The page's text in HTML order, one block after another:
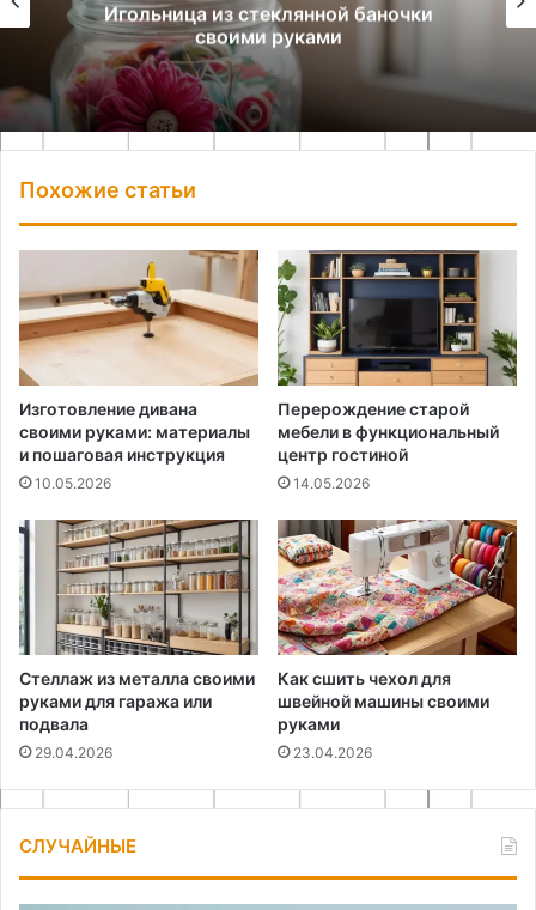
Игольница из стеклянной баночки
своими руками
Похожие статьи
Изготовление дивана
своими руками: материалы
и пошаговая инструкция
10.05.2026
Перерождение старой
мебели в функциональный
центр гостиной
14.05.2026
Стеллаж из металла своими
руками для гаража или
подвала
29.04.2026
Как сшить чехол для
швейной машины своими
руками
23.04.2026
СЛУЧАЙНЫЕ